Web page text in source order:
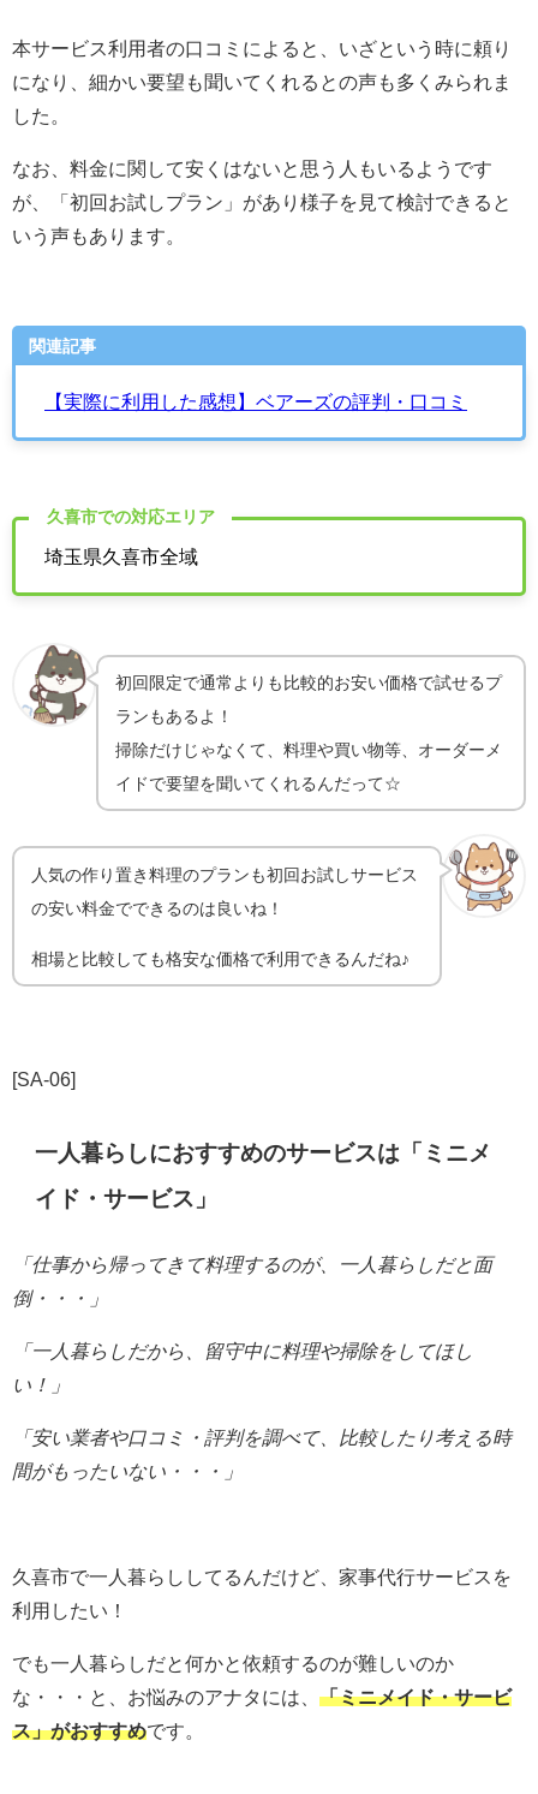
本サービス利用者の口コミによると、いざという時に頼り
になり、細かい要望も聞いてくれるとの声も多くみられま
した。
なお、料金に関して安くはないと思う人もいるようです
が、「初回お試しプラン」があり様子を見て検討できると
いう声もあります。
関連記事
【実際に利用した感想】ベアーズの評判・口コミ
久喜市での対応エリア
埼玉県久喜市全域
初回限定で通常よりも比較的お安い価格で試せるプ
ランもあるよ！
掃除だけじゃなくて、料理や買い物等、オーダーメ
イドで要望を聞いてくれるんだって☆
人気の作り置き料理のプランも初回お試しサービス
の安い料金でできるのは良いね！
相場と比較しても格安な価格で利用できるんだね♪
[SA-06]
一人暮らしにおすすめのサービスは「ミニメ
イド・サービス」
「仕事から帰ってきて料理するのが、一人暮らしだと面
倒・・・」
「一人暮らしだから、留守中に料理や掃除をしてほし
い！」
「安い業者や口コミ・評判を調べて、比較したり考える時
間がもったいない・・・」
久喜市で一人暮らししてるんだけど、家事代行サービスを
利用したい！
でも一人暮らしだと何かと依頼するのが難しいのか
な・・・と、お悩みのアナタには、 「ミニメイド・サービ
ス」がおすすめです。